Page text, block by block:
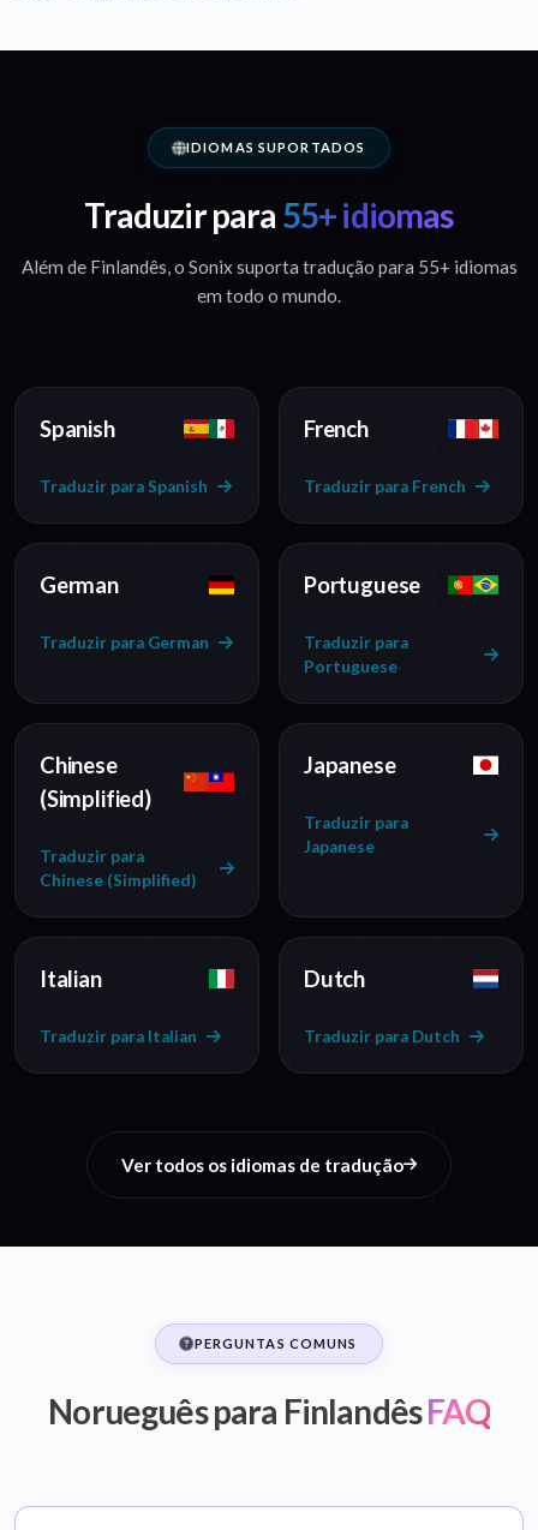
IDIOMAS SUPORTADOS
Traduzir para 55+ idiomas
Além de Finlandês, o Sonix suporta tradução para 55+ idiomas
em todo o mundo.
Spanish
Traduzir para Spanish
French
Traduzir para French
German
Traduzir para German
Portuguese
Traduzir para
Portuguese
Chinese
(Simplified)
Traduzir para
Chinese (Simplified)
Japanese
Traduzir para
Japanese
Italian
Traduzir para Italian
Dutch
Traduzir para Dutch
Ver todos os idiomas de tradução
PERGUNTAS COMUNS
Norueguês para FinlandêsFAQ